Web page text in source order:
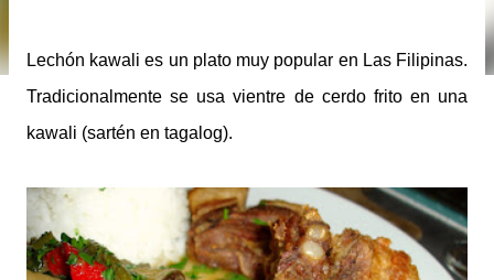
Lechón kawali es un plato muy popular en Las Filipinas.
Tradicionalmente se usa vientre de cerdo frito en una
kawali (sartén en tagalog).